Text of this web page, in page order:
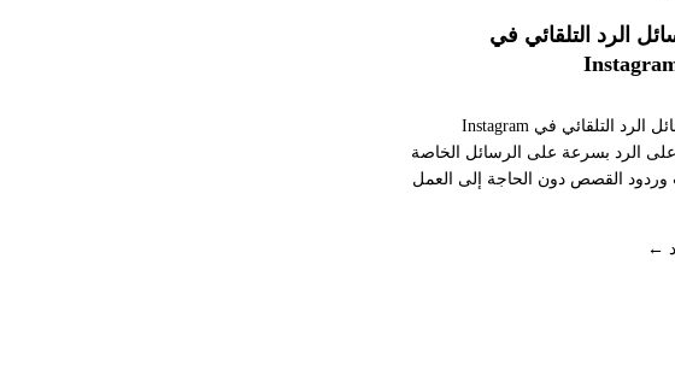
الرد التلقائي في
تساعد رسائل الرد التلقائي في Instagram
الرد بسرعة على الرسائل الخاصة
وردود القصص دون الحاجة إلى العمل
وخدمة العملاء ومسارات المبيعات
←